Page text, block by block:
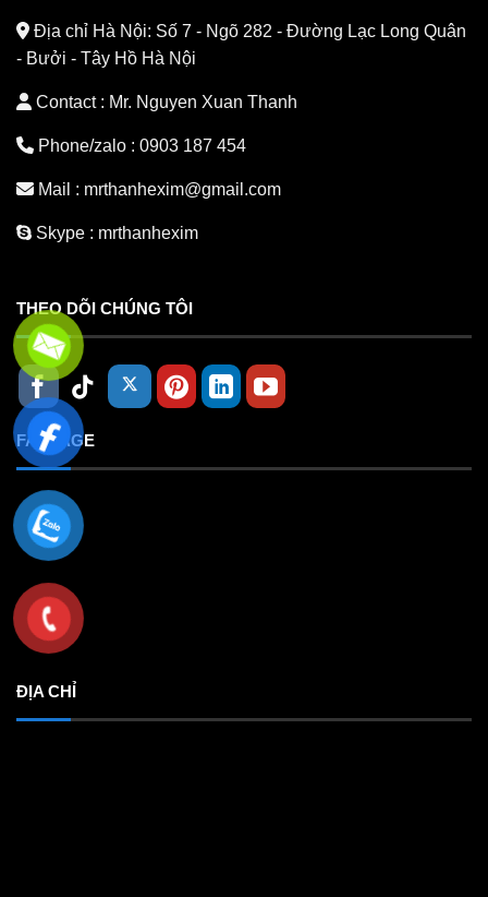
Địa chỉ Hà Nội: Số 7 - Ngõ 282 - Đường Lạc Long Quân
- Bưởi - Tây Hồ Hà Nội
Contact : Mr. Nguyen Xuan Thanh
Phone/zalo : 0903 187 454
Mail : mrthanhexim@gmail.com
Skype : mrthanhexim
THEO DÕI CHÚNG TÔI
FANPAGE
ĐỊA CHỈ